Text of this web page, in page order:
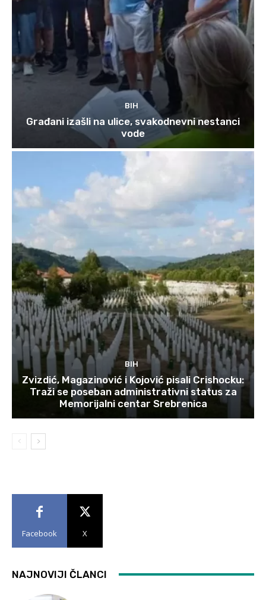
BIH
Građani izašli na ulice, svakodnevni nestanci
vode
BIH
Zvizdić, Magazinović i Kojović pisali Crishocku:
Traži se poseban administrativni status za
Memorijalni centar Srebrenica
Facebook X
NAJNOVIJI ČLANCI